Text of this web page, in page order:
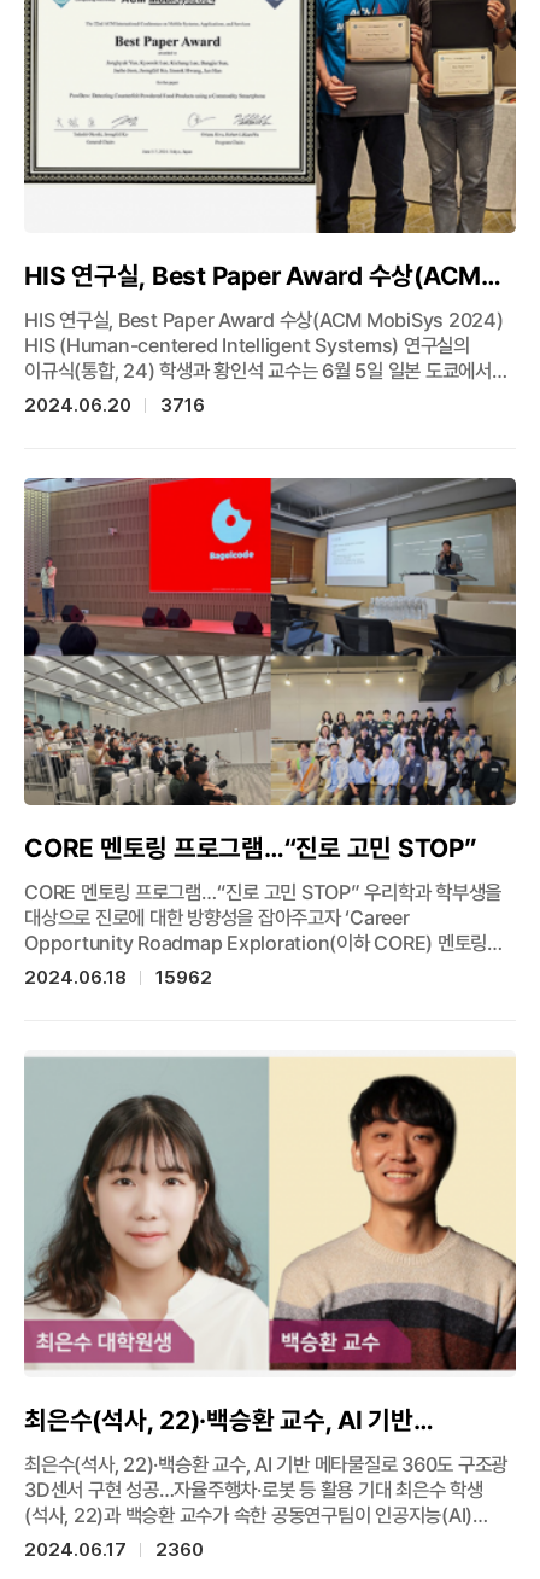
강원대학교, 큐브리드, 한국공개소프트웨어협회와 협력해 진행하고
있다. [관련 기사 더보기 / 출처 : IT조선(조상록 기자)]
HIS 연구실, Best Paper Award 수상(ACM
MobiSys 2024)
HIS 연구실, Best Paper Award 수상(ACM MobiSys 2024)
HIS (Human-centered Intelligent Systems) 연구실의
이규식(통합, 24) 학생과 황인석 교수는 6월 5일 일본 도쿄에서
개최된 ‘ACM International Conference on Mobile
시스템 및 응용 분야를 대표하는 최우수 국제학술대회이다. 이번에
수상한 논문은 “PowDew: Detecting Counterfeit
Powdered Food Products using a Commodity
Smartphone”으로, 분말 형태 식품의 진위 여부를 스마트폰
만으로 누구나 손쉽게 판별할 수 있는 기술을 개발한 것으로, 위조
분말과 진품 분말의 물리적인 특성 차이로 인해 물이 분말과 반응할
때의 형태 변화가 다르다는 점을 활용했다. 분말 위에 물방울을
떨어뜨린 후, 물방울이 분말과 반응할 때의 형태 변화를 스마트폰
카메라로 촬영하고 인공지능 모델을 통해 분말의 진위를 판별하며,
일명 ‘가짜 분유’ 파동과 같이 공공 식품 안전을 크게 위협할 수 있는
잠재적 문제에 대해 소비자 스스로가 선제적으로 본인과 가족을
보호할 수 있는 저비용 보편적 솔루션을 선보였다는 점에서 큰
의미를 지닌다. 한편, 이 연구는 KAIST 전산학부, 연세대학교
IT융합공학과, 싱가포르국립대(NUS) 컴퓨팅학부와의 공동 연구로
2024.06.20 3716
CORE 멘토링 프로그램…“진로 고민 STOP”
CORE 멘토링 프로그램…“진로 고민 STOP” 우리학과 학부생을
대상으로 진로에 대한 방향성을 잡아주고자 ‘Career
Opportunity Roadmap Exploration(이하 CORE) 멘토링
프로그램’을 2024학년도 1학기에 Mentoring과 Speech로
구성하여 새로운 형태로 진행했다. 국내 유수 IT기업과 스타트업
이번 학기 각각 5번씩의 멘토링을 진행했다. 또한, 졸업한 현직
동문을 초청해 다양한 경험과 현직에서의 스토리를 공유하는
SPEECH 세미나도 5월 17일(금)과 24일(금) 두 차례에 걸쳐서
진행했으며, 김준영 동문(학사 04, 베이글코드 대표이사/1000억
매출기업 10년 전 이야기 들려줄께)과 김동훈 동문(학사 90,
인벤티지랩 부사장/전산학도가 바이오 스타트업에서 살아남기)이
연사로 자리했다. 한편, 김준영 대표는 동문 커뮤니티를 형성하여
저녁 시간 통나무집에서 100여 명이 넘는 구성원에게 골든벨을
울리는 행사와 더불어, 참석한 동문과 함께 재학생들에게 아낌없는
진로 탐색의 멘토링 시간을 함께했다. 이 CORE 프로그램은 김병수
학생(학부, 17)이 휴학 중 산업기능요원으로 현장에서 부딪히며
부족함을 느낀 부분을 후배들이 미리 알고 사회에 진출하기를
희망하는 마음으로, 복학 후 진로탐색 프로그램을 학과에
2024.06.18 15962
최은수(석사, 22)·백승환 교수, AI 기반
메타물질로 360도 구조광 3D센서 구현 성공…
자율주행차·로봇 등 활용 기대
최은수(석사, 22)·백승환 교수, AI 기반 메타물질로 360도 구조광
3D센서 구현 성공…자율주행차·로봇 등 활용 기대 최은수 학생
(석사, 22)과 백승환 교수가 속한 공동연구팀이 인공지능(AI)
기반의 메타표면 설계법을 개발해 360도 홀로그램 구조광 설계와
제작에 성공했다고 한국연구재단이 6월 13일 밝혔다. 새로운
2024.06.17 2360